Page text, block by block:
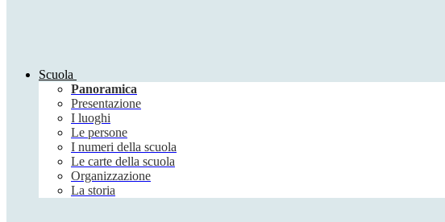
Scuola
Panoramica
Presentazione
I luoghi
Le persone
I numeri della scuola
Le carte della scuola
Organizzazione
La storia